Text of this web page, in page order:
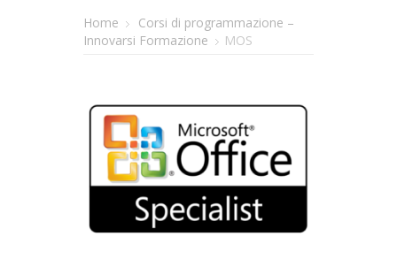
Home
Corsi di programmazione –
Innovarsi Formazione
MOS